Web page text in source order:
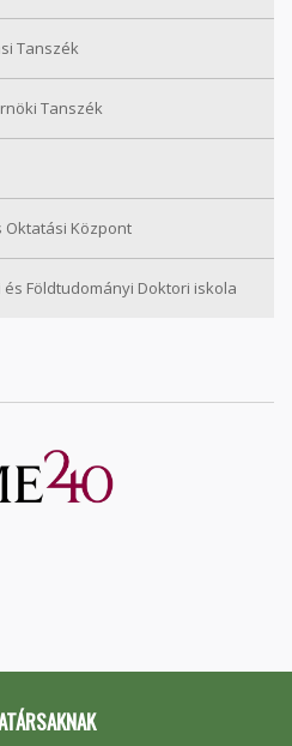
Tanszék
Tanszék
Oktatási Központ
Földtudományi Doktori iskola